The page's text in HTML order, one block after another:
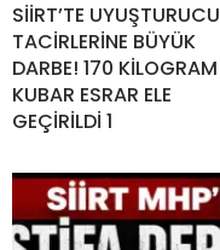
SİİRT’TE UYUŞTURUCU
TACİRLERİNE BÜYÜK
DARBE! 170 KİLOGRAM
KUBAR ESRAR ELE
GEÇİRİLDİ 1